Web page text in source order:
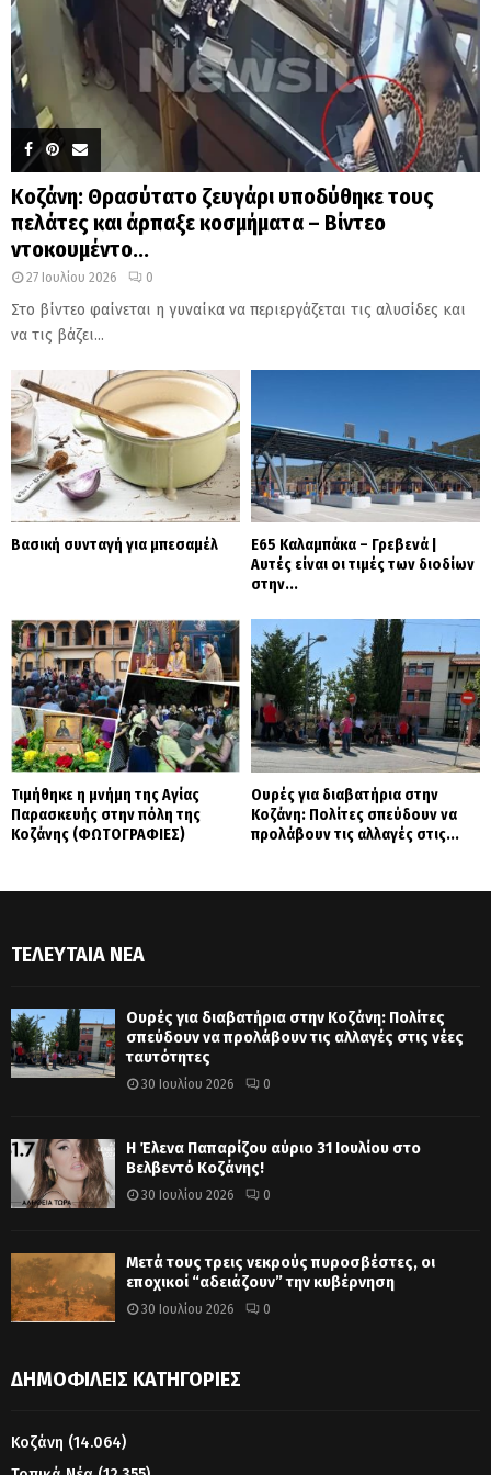
Κοζάνη: Θρασύτατο ζευγάρι υποδύθηκε τους
πελάτες και άρπαξε κοσμήματα – Βίντεο
ντοκουμέντο...
27 Ιουλίου 2026 0
Στο βίντεο φαίνεται η γυναίκα να περιεργάζεται τις αλυσίδες και
να τις βάζει...
Βασική συνταγή για μπεσαμέλ
Ε65 Καλαμπάκα – Γρεβενά |
Αυτές είναι οι τιμές των διοδίων
στην...
Τιμήθηκε η μνήμη της Αγίας
Παρασκευής στην πόλη της
Κοζάνης (ΦΩΤΟΓΡΑΦΙΕΣ)
Ουρές για διαβατήρια στην
Κοζάνη: Πολίτες σπεύδουν να
προλάβουν τις αλλαγές στις...
ΤΕΛΕΥΤΑΊΑ ΝΈΑ
Ουρές για διαβατήρια στην Κοζάνη: Πολίτες
σπεύδουν να προλάβουν τις αλλαγές στις νέες
ταυτότητες
30 Ιουλίου 2026 0
Η Έλενα Παπαρίζου αύριο 31 Ιουλίου στο
Βελβεντό Κοζάνης!
30 Ιουλίου 2026 0
Μετά τους τρεις νεκρούς πυροσβέστες, οι
εποχικοί “αδειάζουν” την κυβέρνηση
30 Ιουλίου 2026 0
ΔΗΜΟΦΙΛΕΊΣ ΚΑΤΗΓΟΡΊΕΣ
Κοζάνη (14.064)